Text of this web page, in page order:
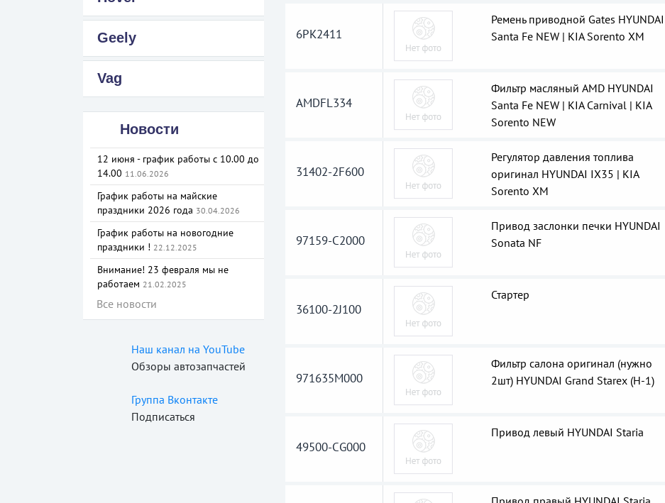
Geely
Vag
Новости
12 июня - график работы с 10.00 до
14.00 11.06.2026
График работы на майские
праздники 2026 года 30.04.2026
График работы на новогодние
праздники ! 22.12.2025
Внимание! 23 февраля мы не
работаем 21.02.2025
Все новости
Наш канал на YouTube
Обзоры автозапчастей
Группа Вконтакте
Подписаться
6PK2411
Ремень приводной Gates HYUNDAI
Santa Fe NEW | KIA Sorento XM
AMDFL334
Фильтр масляный AMD HYUNDAI
Santa Fe NEW | KIA Carnival | KIA
Sorento NEW
31402-2F600
Регулятор давления топлива
оригинал HYUNDAI IX35 | KIA
Sorento XM
97159-C2000
Привод заслонки печки HYUNDAI
Sonata NF
36100-2J100
Стартер
971635M000
Фильтр салона оригинал (нужно
2шт) HYUNDAI Grand Starex (H-1)
49500-CG000
Привод левый HYUNDAI Staria